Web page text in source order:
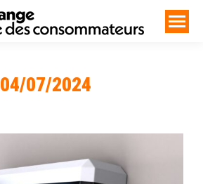
04/07/2024